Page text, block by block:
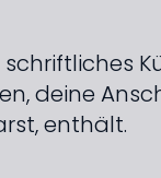
schriftliches
deine
enthält.